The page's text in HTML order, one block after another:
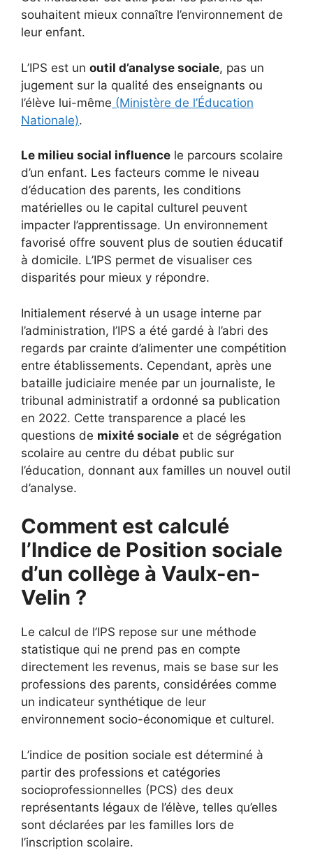
souhaitent mieux connaître l’environnement de
leur enfant.
L’IPS est un outil d’analyse sociale, pas un
jugement sur la qualité des enseignants ou
l’élève lui-même (Ministère de l’Éducation
Nationale).
Le milieu social influence le parcours scolaire
d’un enfant. Les facteurs comme le niveau
d’éducation des parents, les conditions
matérielles ou le capital culturel peuvent
impacter l’apprentissage. Un environnement
favorisé offre souvent plus de soutien éducatif
à domicile. L’IPS permet de visualiser ces
disparités pour mieux y répondre.
Initialement réservé à un usage interne par
l’administration, l’IPS a été gardé à l’abri des
regards par crainte d’alimenter une compétition
entre établissements. Cependant, après une
bataille judiciaire menée par un journaliste, le
tribunal administratif a ordonné sa publication
en 2022. Cette transparence a placé les
questions de mixité sociale et de ségrégation
scolaire au centre du débat public sur
l’éducation, donnant aux familles un nouvel outil
d’analyse.
Comment est calculé
l’Indice de Position sociale
d’un collège à Vaulx-en-
Velin ?
Le calcul de l’IPS repose sur une méthode
statistique qui ne prend pas en compte
directement les revenus, mais se base sur les
professions des parents, considérées comme
un indicateur synthétique de leur
environnement socio-économique et culturel.
L’indice de position sociale est déterminé à
partir des professions et catégories
socioprofessionnelles (PCS) des deux
représentants légaux de l’élève, telles qu’elles
sont déclarées par les familles lors de
l’inscription scolaire.